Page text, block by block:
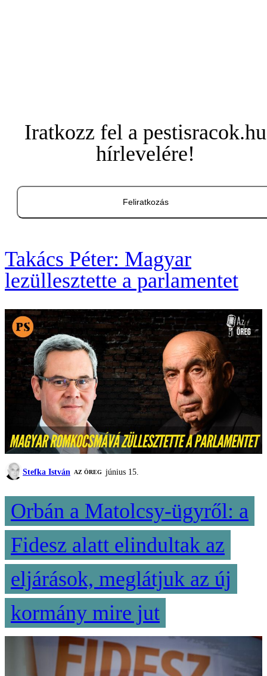
Iratkozz fel a pestisracok.hu
hírlevelére!
Feliratkozás
Takács Péter: Magyar
lezüllesztette a parlamentet
Stefka István AZ ÖREG június 15.
Orbán a Matolcsy-ügyről: a
Fidesz alatt elindultak az
eljárások, meglátjuk az új
kormány mire jut